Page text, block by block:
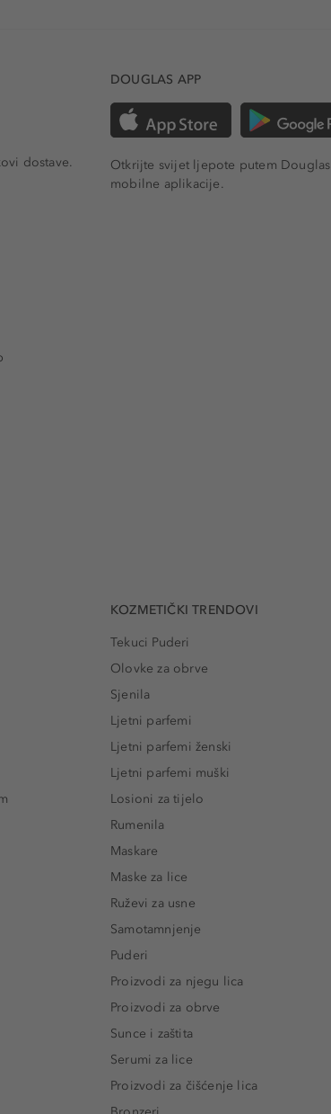
dostave.
DOUGLAS APP
Otkrijte svijet ljepote putem Douglas
mobilne aplikacije.
KOZMETIČKI TRENDOVI
Tekuci Puderi
Olovke za obrve
Sjenila
Ljetni parfemi
Ljetni parfemi ženski
Ljetni parfemi muški
Losioni za tijelo
Rumenila
Maskare
Maske za lice
Ruževi za usne
Samotamnjenje
Puderi
Proizvodi za njegu lica
Proizvodi za obrve
Sunce i zaštita
Serumi za lice
Proizvodi za čišćenje lica